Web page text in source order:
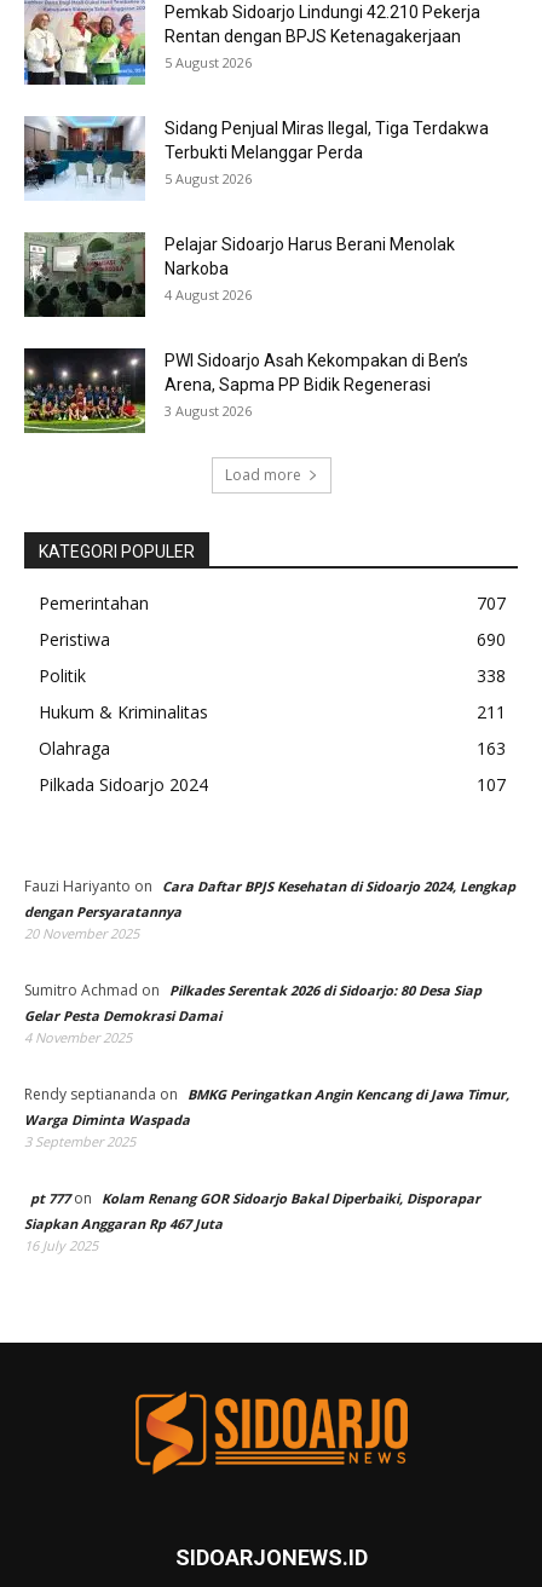
Pemkab Sidoarjo Lindungi 42.210 Pekerja
Rentan dengan BPJS Ketenagakerjaan
5 August 2026
Sidang Penjual Miras Ilegal, Tiga Terdakwa
Terbukti Melanggar Perda
5 August 2026
Pelajar Sidoarjo Harus Berani Menolak
Narkoba
4 August 2026
PWI Sidoarjo Asah Kekompakan di Ben’s
Arena, Sapma PP Bidik Regenerasi
3 August 2026
Load more
KATEGORI POPULER
Pemerintahan
707
Peristiwa
690
Politik
338
Hukum & Kriminalitas
211
Olahraga
163
Pilkada Sidoarjo 2024
107
Fauzi Hariyanto on
Cara Daftar BPJS Kesehatan di Sidoarjo 2024, Lengkap
dengan Persyaratannya
20 November 2025
Sumitro Achmad on
Pilkades Serentak 2026 di Sidoarjo: 80 Desa Siap
Gelar Pesta Demokrasi Damai
4 November 2025
Rendy septiananda on
BMKG Peringatkan Angin Kencang di Jawa Timur,
Warga Diminta Waspada
3 September 2025
pt 777on
Kolam Renang GOR Sidoarjo Bakal Diperbaiki, Disporapar
Siapkan Anggaran Rp 467 Juta
16 July 2025
SIDOARJONEWS.ID